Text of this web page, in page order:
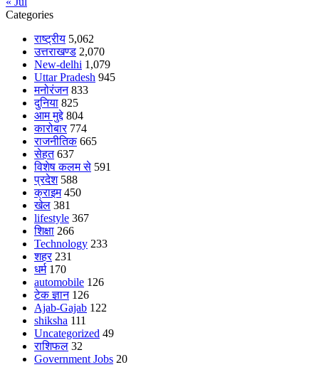
Categories
राष्ट्रीय 5,062
उत्तराखण्ड 2,070
New-delhi 1,079
Uttar Pradesh 945
मनोरंजन 833
दुनिया 825
आम मुद्दे 804
कारोबार 774
राजनीतिक 665
सेहत 637
विशेष कलम से 591
प्रदेश 588
क्राइम 450
खेल 381
lifestyle 367
शिक्षा 266
Technology 233
शहर 231
धर्म 170
automobile 126
टेक ज्ञान 126
Ajab-Gajab 122
shiksha 111
Uncategorized 49
राशिफल 32
Government Jobs 20